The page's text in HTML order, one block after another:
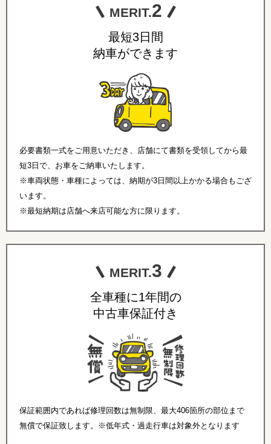
MERIT.2
最短3日間
納車ができます
必要書類一式をご用意いただき、店舗にて書類を受領してから最
短3日で、お車をご納車いたします。
※車両状態・車種によっては、納期が3日間以上かかる場合もござ
います。
※最短納期は店舗へ来店可能な方に限ります。
MERIT.3
全車種に1年間の
中古車保証付き
保証範囲内であれば修理回数は無制限、最大406箇所の部位まで
無償で保証致します。※低年式・過走行車は対象外となります